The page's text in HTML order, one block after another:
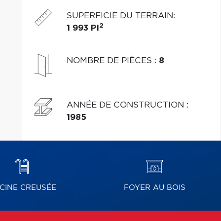
Proche de tout.
SUPERFICIE DU TERRAIN:
1 993 PI 2
NOMBRE DE PIÈCES : 8
ANNÉE DE CONSTRUCTION :
1985
CREUSÉE FOYER AU BOIS